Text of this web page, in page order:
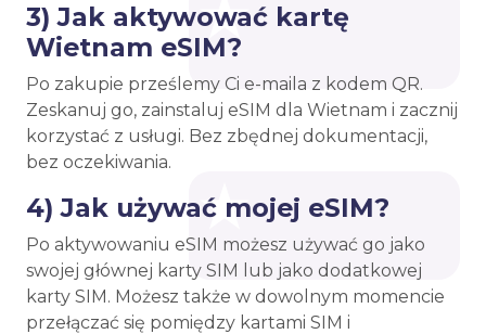
3) Jak aktywować kartę
Wietnam eSIM?
Po zakupie prześlemy Ci e-maila z kodem QR.
Zeskanuj go, zainstaluj eSIM dla Wietnam i zacznij
korzystać z usługi. Bez zbędnej dokumentacji,
bez oczekiwania.
4) Jak używać mojej eSIM?
Po aktywowaniu eSIM możesz używać go jako
swojej głównej karty SIM lub jako dodatkowej
karty SIM. Możesz także w dowolnym momencie
przełączać się pomiędzy kartami SIM i